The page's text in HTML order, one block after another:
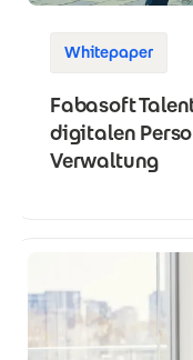
Whitepaper
Fabasoft
digitalen
Verwaltung